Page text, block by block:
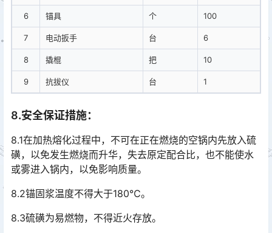
6 锚具 个 100
7 电动扳手 台 6
8 撬棍 把 10
9 抗拔仪 台 1
8.安全保证措施：
8.1在加热熔化过程中，不可在正在燃烧的空锅内先放入硫
磺，以免发生燃烧而升华，失去原定配合比，也不能使水
或雾进入锅内，以免影响质量。
8.2锚固浆温度不得大于180℃。
8.3硫磺为易燃物，不得近火存放。